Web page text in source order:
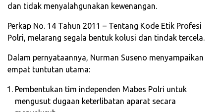
dan tidak menyalahgunakan kewenangan.
Perkap No. 14 Tahun 2011 – Tentang Kode Etik Profesi
Polri, melarang segala bentuk kolusi dan tindak tercela.
Dalam pernyataannya, Nurman Suseno menyampaikan
empat tuntutan utama:
Pembentukan tim independen Mabes Polri untuk
mengusut dugaan keterlibatan aparat secara